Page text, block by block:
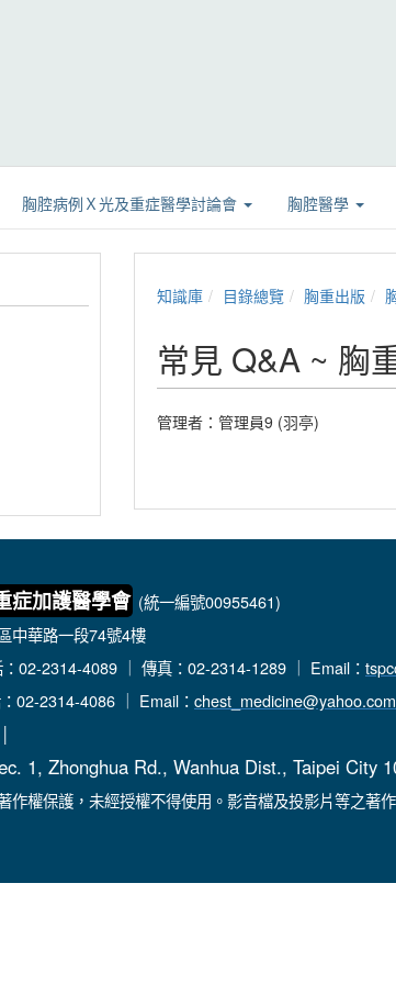
胸腔病例Ｘ光及重症醫學討論會 胸腔醫學
知識庫 目錄總覽 胸重出版
常見 Q&A ~ 胸
管理者： 管理員9 (羽亭)
症加護醫學會 (統一編號00955461)
中華路一段74號4樓
：02-2314-4089 ｜ 傳真：02-2314-1289 ｜ Email：
02-2314-4086 ｜ Email：
1, Zhonghua Rd., Wanhua Dist., Taipei City
作權保護，未經授權不得使用。影音檔及投影片等之著